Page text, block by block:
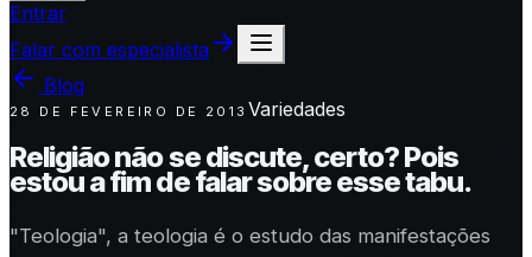
Entrar
Falar com especialista
Blog
28 DE FEVEREIRO DE 2013 Variedades
Religião não se discute, certo? Pois
estou a fim de falar sobre esse tabu.
"Teologia", a teologia é o estudo das manifestações